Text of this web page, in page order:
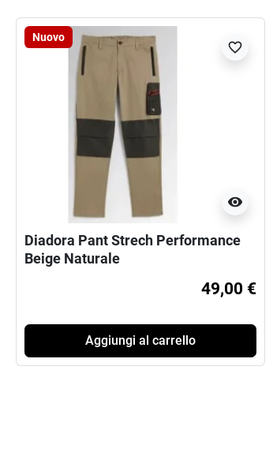
Nuovo
visibility
favorite_border
Diadora Pant Strech Performance
Beige Naturale
49,00 €
Aggiungi al carrello